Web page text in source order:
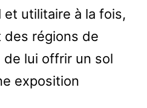
utilitaire à la fois,
des régions de
de lui offrir un sol
exposition